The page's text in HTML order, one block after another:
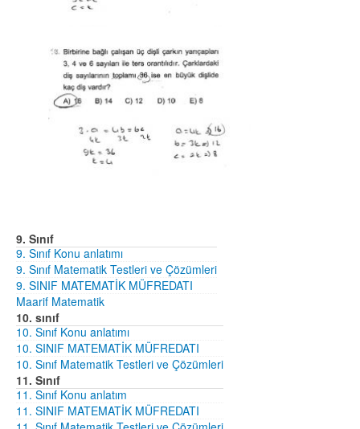
9. Sınıf
9. Sınıf Konu anlatımı
9. Sınıf Matematik Testleri ve Çözümleri
9. SINIF MATEMATİK MÜFREDATI
Maarif Matematik
10. sınıf
10. Sınıf Konu anlatımı
10. SINIF MATEMATİK MÜFREDATI
10. Sınıf Matematik Testleri ve Çözümleri
11. Sınıf
11. Sınıf Konu anlatım
11. SINIF MATEMATİK MÜFREDATI